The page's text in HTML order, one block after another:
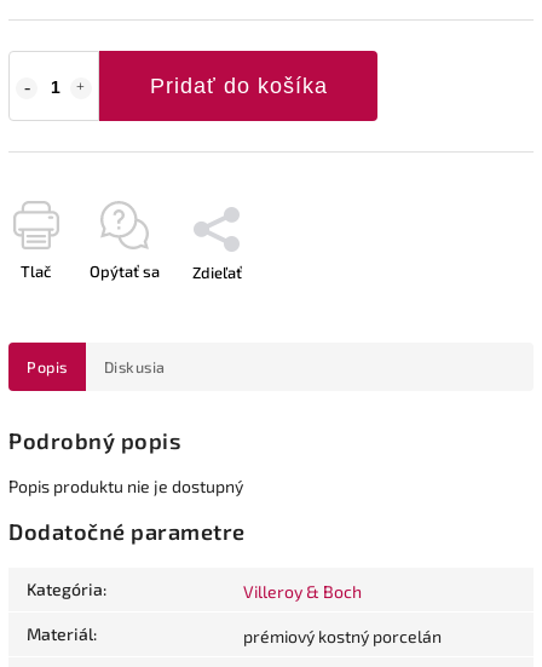
Pridať do košíka
Tlač Opýtať sa Zdieľať
Popis Diskusia
Podrobný popis
Popis produktu nie je dostupný
Dodatočné parametre
Kategória: Villeroy & Boch
Materiál: prémiový kostný porcelán